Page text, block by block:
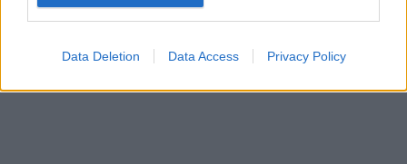
Data Deletion Data Access Privacy Policy